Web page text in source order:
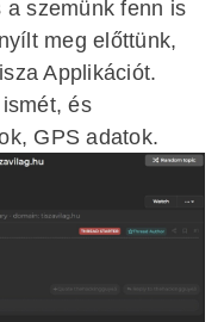
szemünk fenn is
meg előttünk,
Applikációt.
és
GPS adatok.